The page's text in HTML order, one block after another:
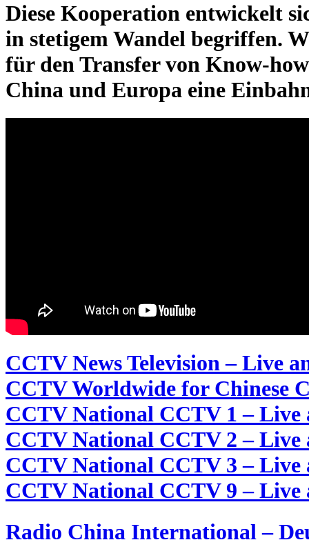
Diese Kooperation entwickelt
in stetigem Wandel begriffen.
für den Transfer von Know-
China und Europa eine
CCTV News Television – Live
CCTV Worldwide for Chinese
CCTV National CCTV 1 – Live
CCTV National CCTV 2 – Live
CCTV National CCTV 3 – Live
CCTV National CCTV 9 – Live
Radio China International –